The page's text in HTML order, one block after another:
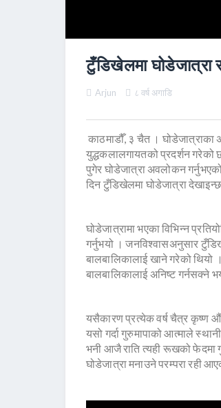
टुँडिखेलमा घोडेजात्रा
Arjun ८ वर्ष अगाडि
काठमाडौँ, ३ चैत । घोडेजात्राका
युद्धकलालगायतको प्रदर्शन गरेको
पुगेर घोडेजात्रा अवलोकन
दिन टुँडिखेलमा घोडेजात्रा
घोडेजात्रामा भएका विभिन्न
गर्नुभयो । जनविश्वासअनुसार
बालबालिकालाई खाने गरेको थियो
बालबालिकालाई अनिष्ट गर्नसक्ने
यसैकारण प्रत्येक वर्ष चैत्र कृष्ण
यसो गर्दा गुरुमापाको आत्माले
भनी आजै राति त्यही रूखको फेदमा
घोडेजात्रा मनाउने परम्परा रही